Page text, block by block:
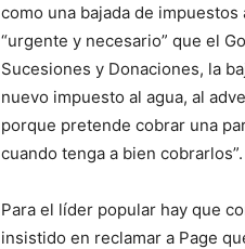
como una bajada de
“urgente y necesario” que el
Sucesiones y Donaciones, la
nuevo impuesto al agua, al
porque pretende cobrar una
cuando tenga a bien cobrarlos”.
Para el líder popular hay que
insistido en reclamar a Page